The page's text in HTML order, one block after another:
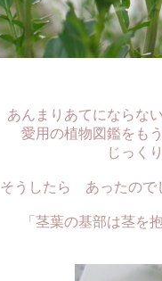
あんまりあてにならな
愛用の植物図鑑をも
じっく
そうしたら あったので
「茎葉の基部は茎を